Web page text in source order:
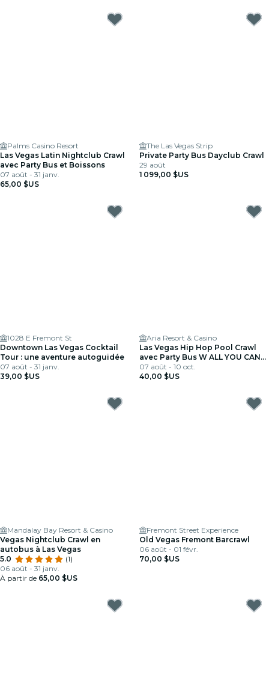
Palms Casino Resort
Las Vegas Latin Nightclub Crawl
avec Party Bus et Boissons
07 août - 31 janv.
65,00 $US
The Las Vegas Strip
Private Party Bus Dayclub Crawl
29 août
1 099,00 $US
1028 E Fremont St
Downtown Las Vegas Cocktail
Tour : une aventure autoguidée
07 août - 31 janv.
39,00 $US
Aria Resort & Casino
Las Vegas Hip Hop Pool Crawl
avec Party Bus W ALL YOU CAN
DRINK
07 août - 10 oct.
40,00 $US
Mandalay Bay Resort & Casino
Vegas Nightclub Crawl en
autobus à Las Vegas
5.0
(1)
06 août - 31 janv.
À partir de 65,00 $US
Fremont Street Experience
Old Vegas Fremont Barcrawl
06 août - 01 févr.
70,00 $US